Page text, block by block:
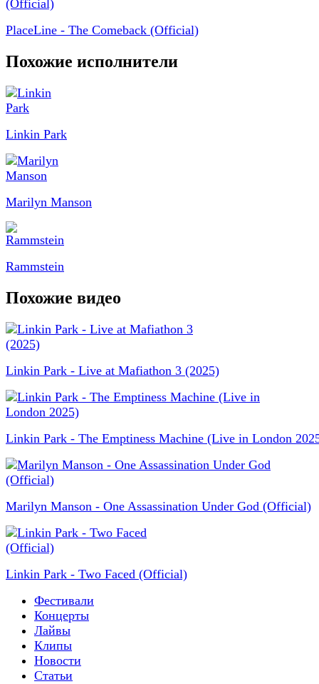
PlaceLine - The Comeback (Official)
Похожие исполнители
Linkin Park
Marilyn Manson
Rammstein
Похожие видео
Linkin Park - Live at Mafiathon 3 (2025)
Linkin Park - The Emptiness Machine (Live in London
Marilyn Manson - One Assassination Under God (Official)
Linkin Park - Two Faced (Official)
Фестивали
Концерты
Лайвы
Клипы
Новости
Статьи